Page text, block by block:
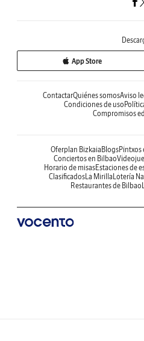
App Store
ContactarQuiénes somosAviso
Condiciones de uso
Compromisos
Oferplan Bizkaia BlogsPintxos
Conciertos en Bilbao
Horario de misasEstaciones de
ClasificadosLa Mirilla Lotería
Restaurantes de Bilbao